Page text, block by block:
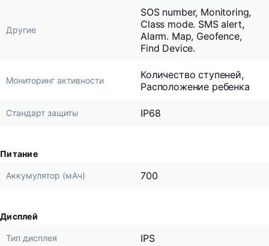
Другие
SOS number, Monitoring,
Class mode. SMS alert,
Alarm. Map, Geofence,
Find Device.
Мониторинг активности
Количество ступеней,
Расположение ребенка
Стандарт защиты IP68
Питание
Аккумулятор (мАч) 700
Дисплей
Тип дисплея IPS